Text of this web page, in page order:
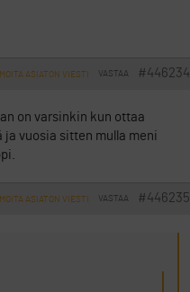
#446234
VASTAA
ASIATON VIESTI
on varsinkin kun ottaa
ja vuosia sitten mulla meni
#446235
VASTAA
ASIATON VIESTI